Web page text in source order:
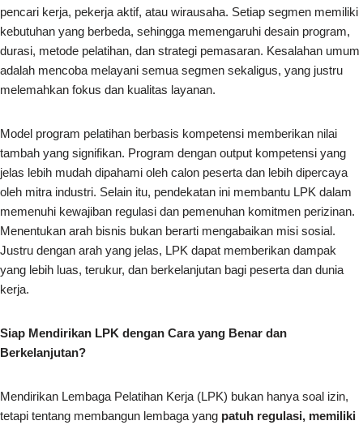
pencari kerja, pekerja aktif, atau wirausaha. Setiap segmen memiliki
kebutuhan yang berbeda, sehingga memengaruhi desain program,
durasi, metode pelatihan, dan strategi pemasaran. Kesalahan umum
adalah mencoba melayani semua segmen sekaligus, yang justru
melemahkan fokus dan kualitas layanan.
Model program pelatihan berbasis kompetensi memberikan nilai
tambah yang signifikan. Program dengan output kompetensi yang
jelas lebih mudah dipahami oleh calon peserta dan lebih dipercaya
oleh mitra industri. Selain itu, pendekatan ini membantu LPK dalam
memenuhi kewajiban regulasi dan pemenuhan komitmen perizinan.
Menentukan arah bisnis bukan berarti mengabaikan misi sosial.
Justru dengan arah yang jelas, LPK dapat memberikan dampak
yang lebih luas, terukur, dan berkelanjutan bagi peserta dan dunia
kerja.
Siap Mendirikan LPK dengan Cara yang Benar dan
Berkelanjutan?
Mendirikan Lembaga Pelatihan Kerja (LPK) bukan hanya soal izin,
tetapi tentang membangun lembaga yang patuh regulasi, memiliki